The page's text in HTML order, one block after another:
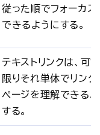
従った順でフォーカス
できるようにする。
テキストリンクは、可
限りそれ単体でリンク
ページを理解できる
する。